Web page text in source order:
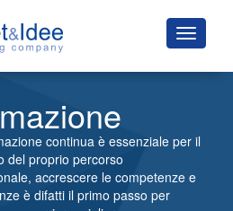
continua è essenziale per il
del proprio percorso
accrescere le competenze e
è difatti il primo passo per